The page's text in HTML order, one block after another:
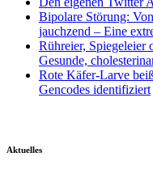
Bipolare Störung:
jauchzend – Eine
Rühreier, Spiegeleier
Gesunde,
Rote Käfer-Larve
Gencodes identifiziert
Aktuelles